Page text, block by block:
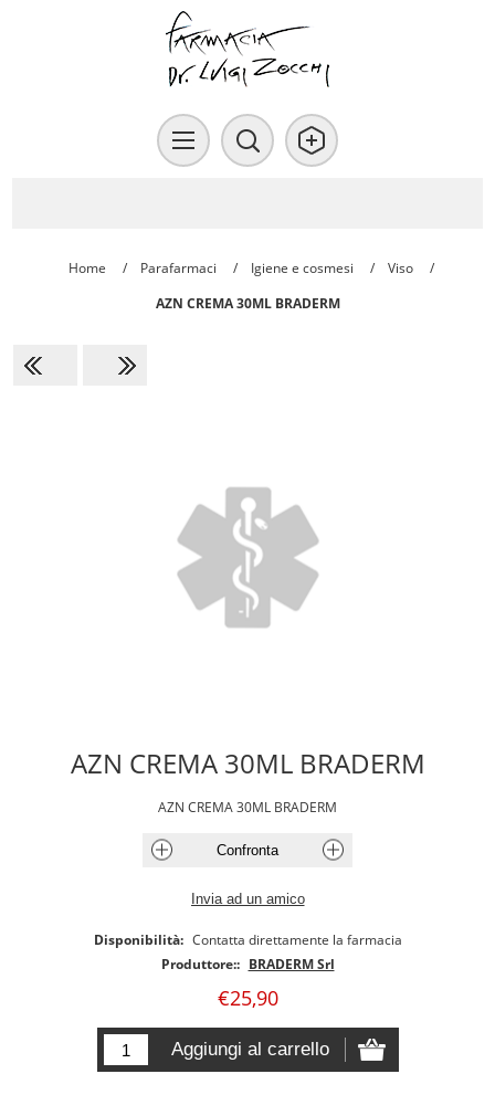
Home / Parafarmaci / Igiene e cosmesi / Viso
/
AZN CREMA 30ML BRADERM
AZN CREMA 30ML BRADERM
AZN CREMA 30ML BRADERM
Disponibilità: Contatta direttamente la farmacia
Produttore:: BRADERM Srl
€25,90